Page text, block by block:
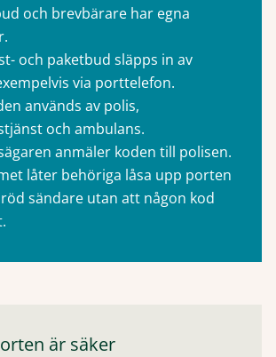
och brevbärare har egna
och paketbud släpps in av
via porttelefon.
används av polis,
och ambulans.
anmäler koden till polisen.
låter behöriga låsa upp porten
sändare utan att någon kod
är säker